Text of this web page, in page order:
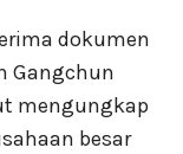
dokumen
Gangchun
mengungkap
besar